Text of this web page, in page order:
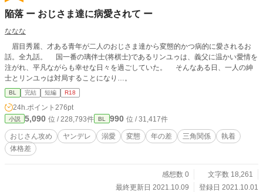
陥落 ー おじさま達に病愛されて ー
ななな
眉目秀麗、才ある青年が二人のおじさま達から変態的かつ病的に愛されるお
話。全九話。 国一番の璃伴士(将棋士)であるリンユゥは、義父に温かい愛情を
注がれ、平凡ながらも幸せな日々を過ごしていた。 そんなある日、一人の紳
士とリンユゥは対局することになり…。
BL 完結 短編 R18
24h.ポイント 276pt
小説 5,090 位 / 228,793件 BL 990 位 / 31,417件
おじさん攻め ヤンデレ 溺愛 変態 年の差 三角関係
執着
体格差
感想数 0
文字数 18,261
最終更新日 2021.10.09
登録日 2021.10.01